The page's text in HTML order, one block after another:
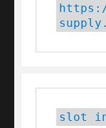
slot